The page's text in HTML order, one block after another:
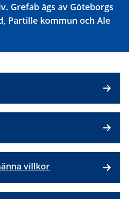
Grefab ägs av Göteborgs
Partille kommun och Ale
villkor